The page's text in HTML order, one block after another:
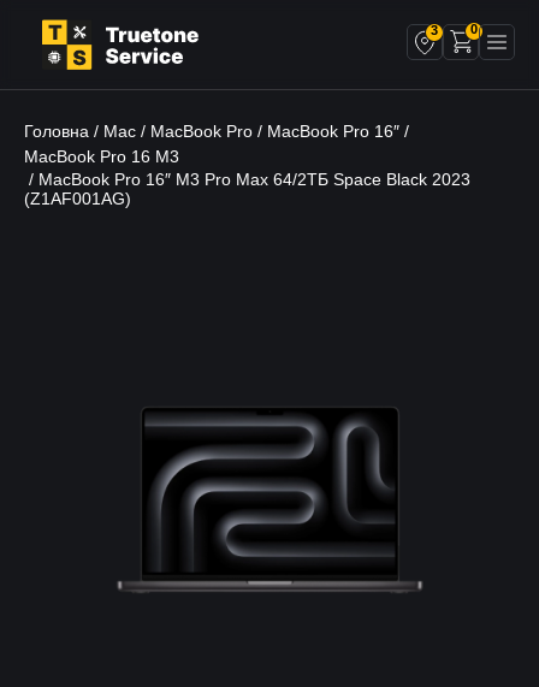
3 0
Головна / Mac / MacBook Pro / MacBook Pro 16″ /
MacBook Pro 16 M3
/ MacBook Pro 16″ M3 Pro Max 64/2ТБ Space Black 2023
(Z1AF001AG)